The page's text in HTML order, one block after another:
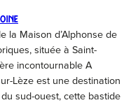
la Maison d’Alphonse de
située à Saint-
incontournable A
Lèze est une destination
sud-ouest, cette bastide